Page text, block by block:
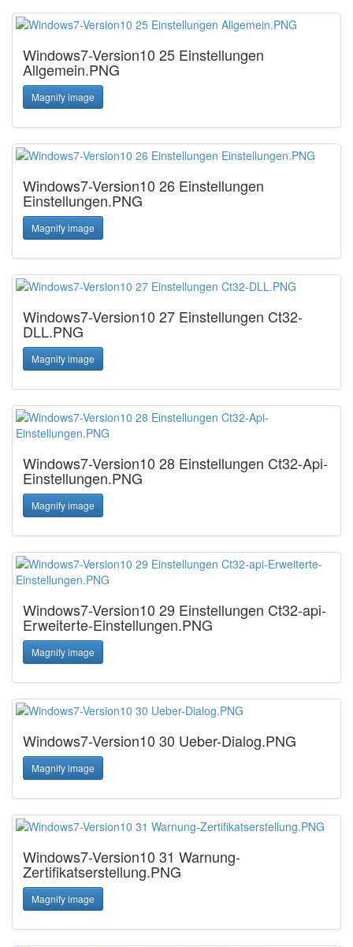
Windows7-Version10 25 Einstellungen
Allgemein.PNG
Magnify image
Windows7-Version10 26 Einstellungen
Einstellungen.PNG
Magnify image
Windows7-Version10 27 Einstellungen Ct32-
DLL.PNG
Magnify image
Windows7-Version10 28 Einstellungen Ct32-Api-
Einstellungen.PNG
Magnify image
Windows7-Version10 29 Einstellungen Ct32-api-
Erweiterte-Einstellungen.PNG
Magnify image
Windows7-Version10 30 Ueber-Dialog.PNG
Magnify image
Windows7-Version10 31 Warnung-
Zertifikatserstellung.PNG
Magnify image